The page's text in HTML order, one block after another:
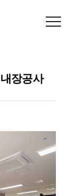
장공사